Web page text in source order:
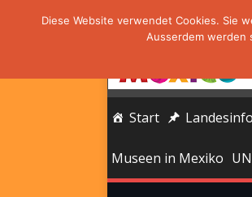
Start
Museen in Mexiko
Diese Website verwendet Cookies. Sie
Ausserdem werden